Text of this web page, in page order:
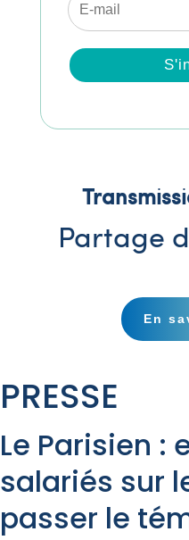
Partage
En
PRESSE
Le Parisien :
salariés sur
passer le